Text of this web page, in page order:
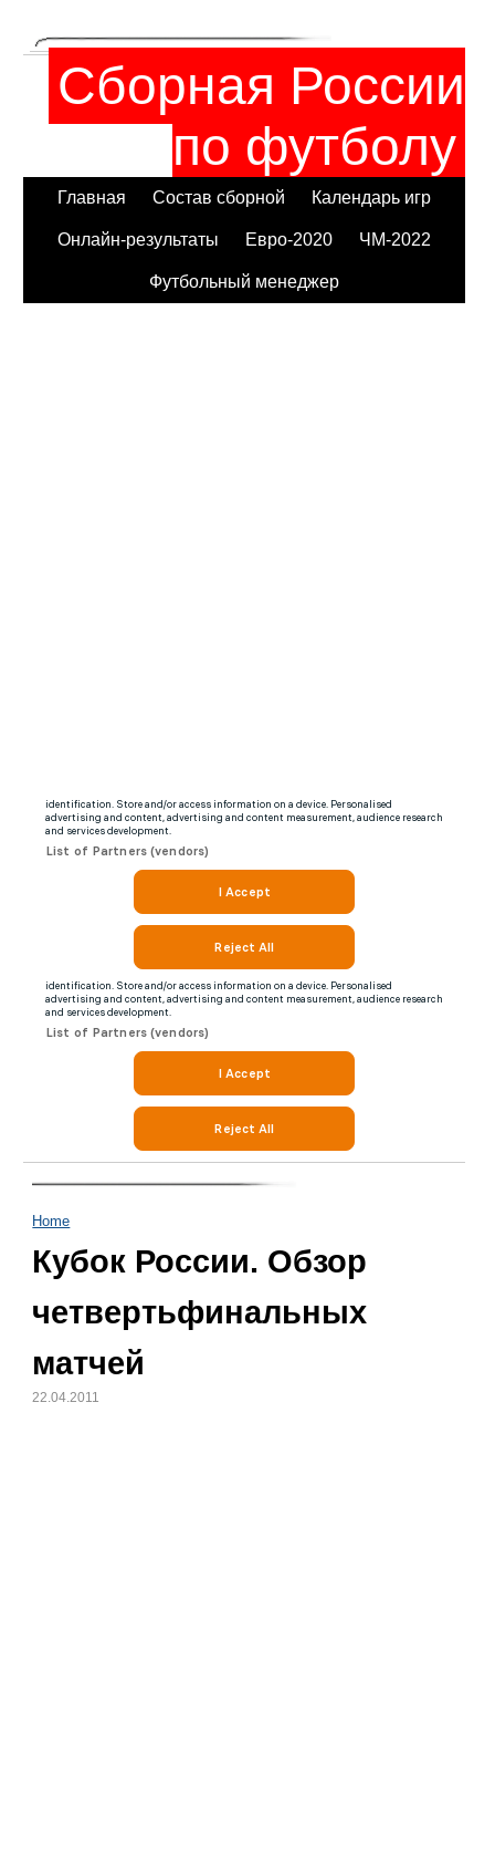
Сборная России
по футболу
Главная Состав сборной Календарь игр
Онлайн-результаты Евро-2020 ЧМ-2022
Футбольный менеджер
Home
Кубок России. Обзор
четвертьфинальных
матчей
22.04.2011